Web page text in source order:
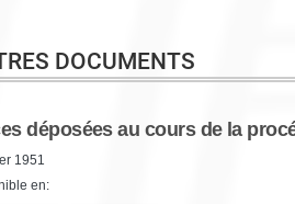
DOCUMENTS
déposées au cours de la
1951
en: